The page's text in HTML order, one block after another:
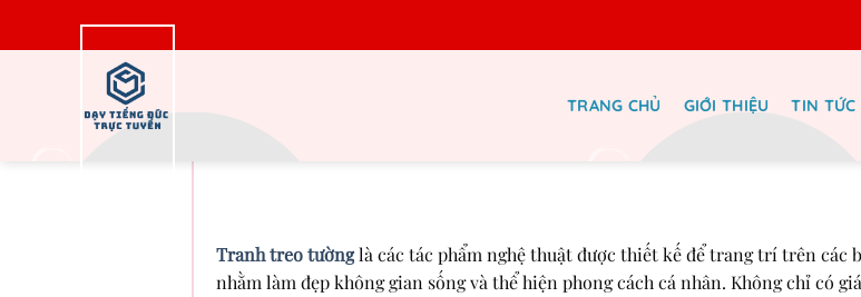
TRANG CHỦ GIỚI THIỆU TIN TỨC
Tranh treo tườnglà các tác phẩm nghệ thuật được thiết kế để trang trí trên các
nhằm làm đẹp không gian sống và thể hiện phong cách cá nhân. Không chỉ có